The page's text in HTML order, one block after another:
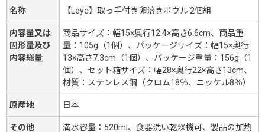
名称 【Leye】取っ手付き卵溶きボウル 2個組
内容量又は
固形量及び
内容総量
商品サイズ：幅15×奥行12.4×高さ6.6cm、商品重
量：105g（1個）、パッケージサイズ：幅15×奥行
13×高さ7.3cm（1個）、パッケージ重量：156g（1
個）、セット箱サイズ：幅28×奥行22×高さ13cm、
材質：ステンレス鋼（クロム18％、ニッケル8％）
原産地 日本
その他 満水容量：520ml、食器洗い乾燥機可、製品の加熱